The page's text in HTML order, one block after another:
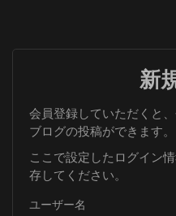
新
会員登録していただくと
ブログの投稿ができます。
ここで設定したログイン
存してください。
ユーザー名